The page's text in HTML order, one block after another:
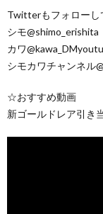
Twitterもフォロー
シモ@shimo_erishita
カワ
シモカワチャンネル
☆おすすめ動画
新ゴールドレア引き